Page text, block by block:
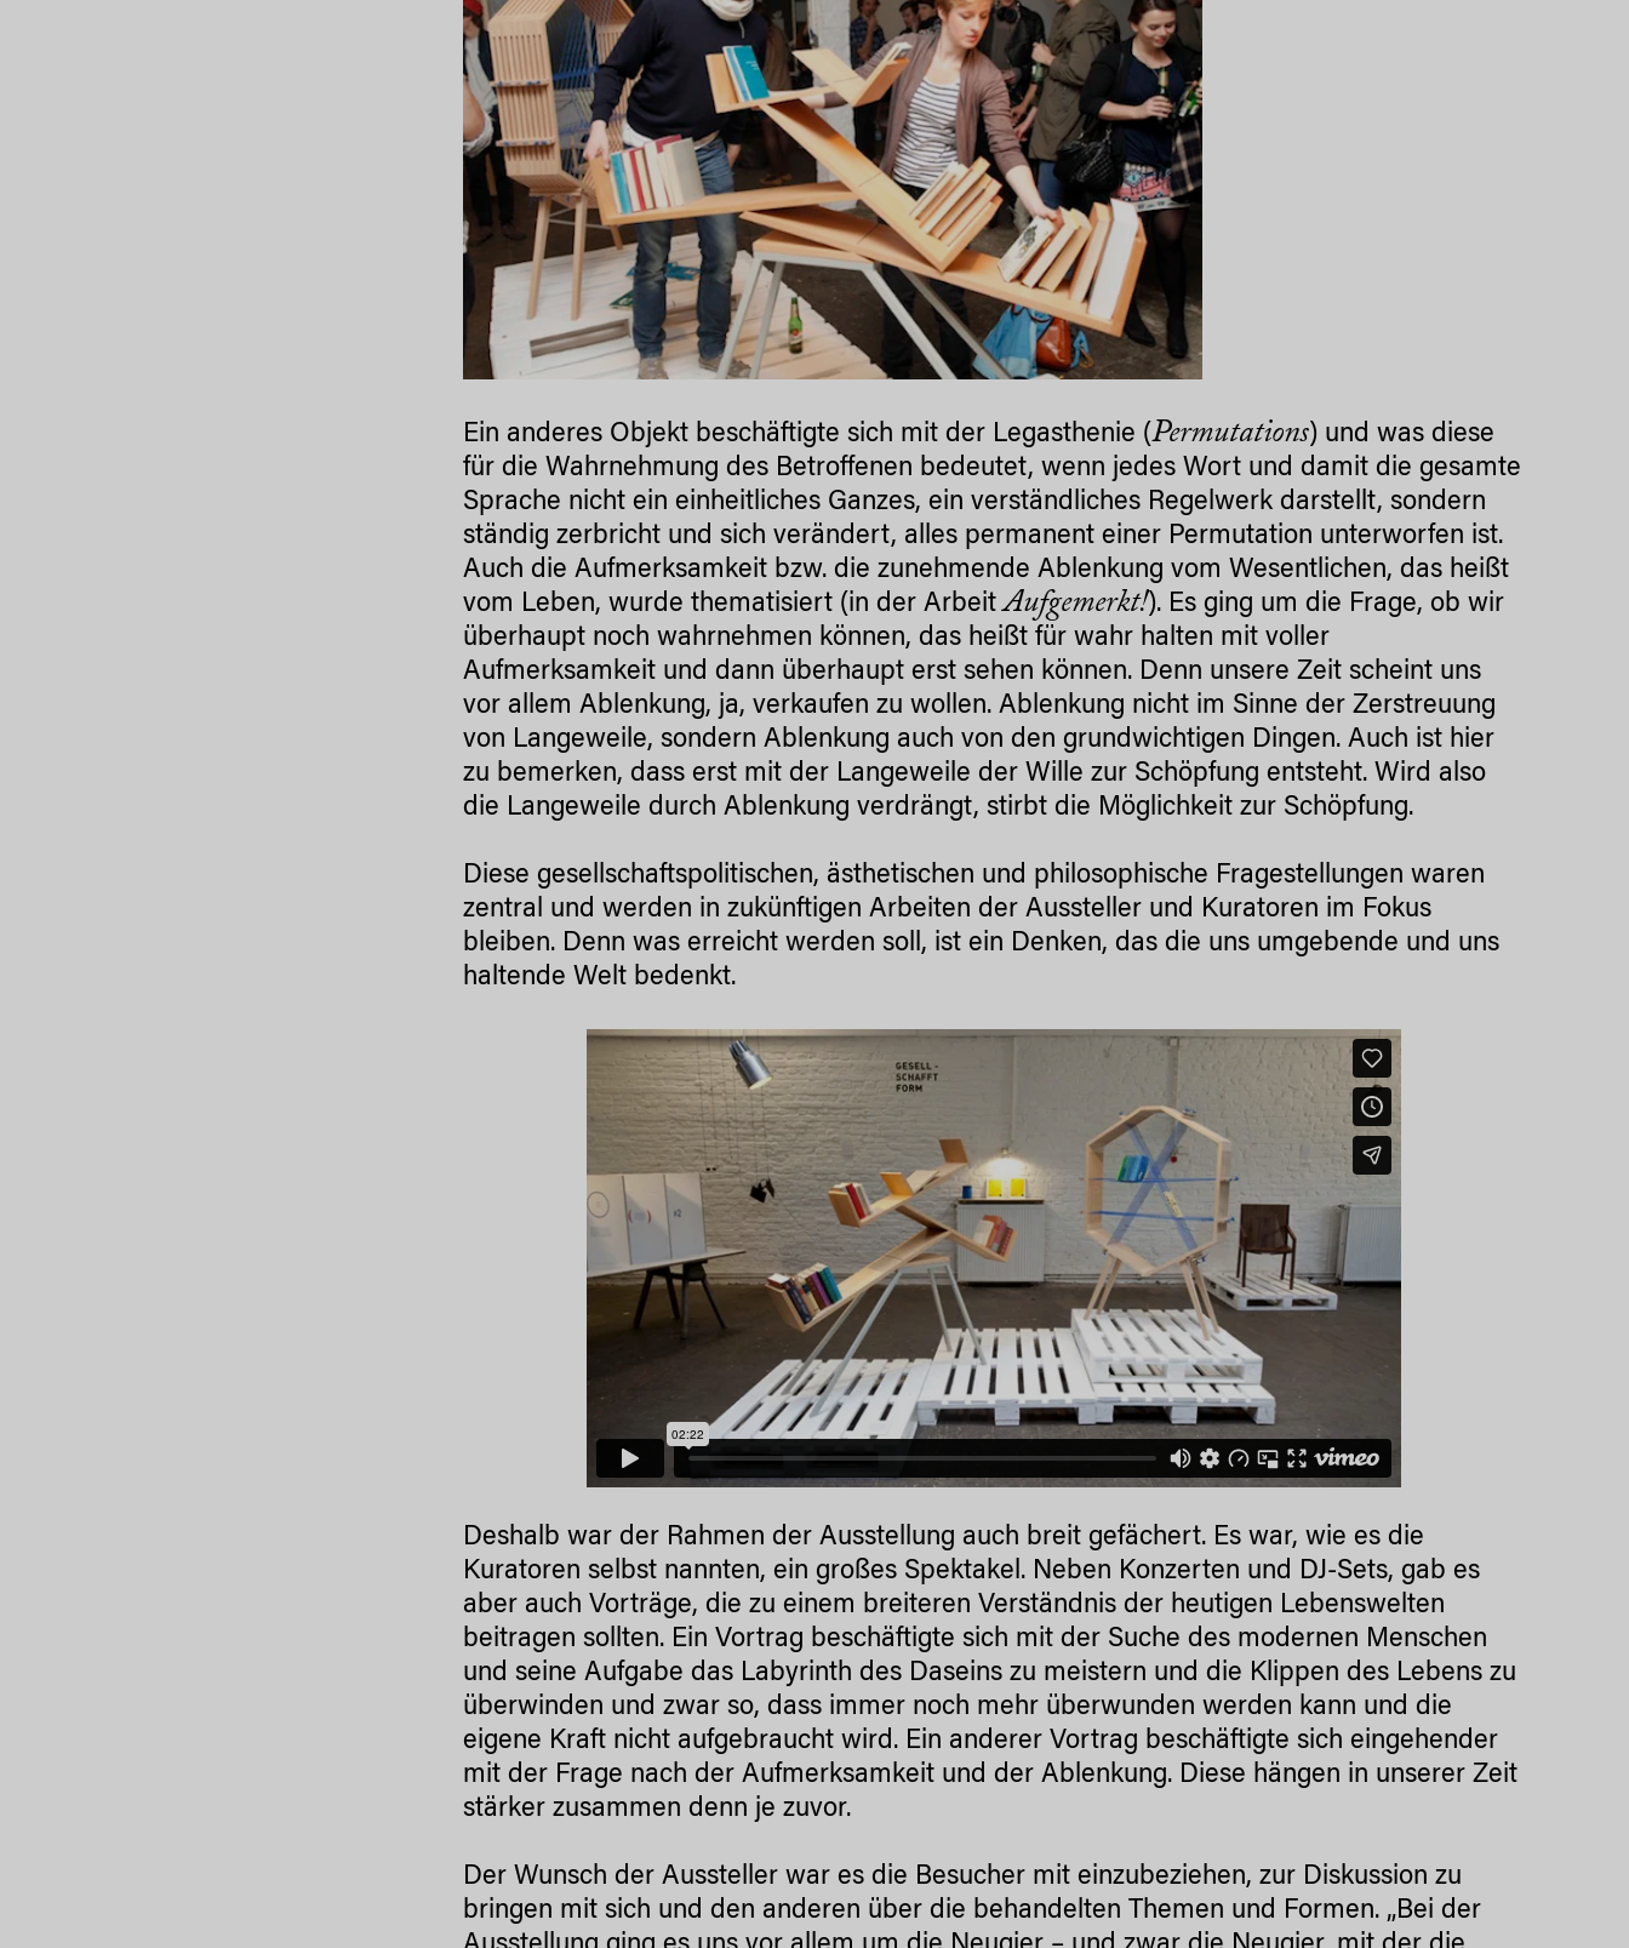
Ein anderes Objekt beschäftigte sich mit der Legasthenie (Permutations) und was diese
für die Wahrnehmung des Betroffenen bedeutet, wenn jedes Wort und damit die gesamte
Sprache nicht ein einheitliches Ganzes, ein verständliches Regelwerk darstellt, sondern
ständig zerbricht und sich verändert, alles permanent einer Permutation unterworfen ist.
Auch die Aufmerksamkeit bzw. die zunehmende Ablenkung vom Wesentlichen, das heißt
vom Leben, wurde thematisiert (in der ArbeitAufgemerkt!). Es ging um die Frage, ob wir
überhaupt noch wahrnehmen können, das heißt für wahr halten mit voller
Aufmerksamkeit und dann überhaupt erst sehen können. Denn unsere Zeit scheint uns
vor allem Ablenkung, ja, verkaufen zu wollen. Ablenkung nicht im Sinne der Zerstreuung
von Langeweile, sondern Ablenkung auch von den grundwichtigen Dingen. Auch ist hier
zu bemerken, dass erst mit der Langeweile der Wille zur Schöpfung entsteht. Wird also
die Langeweile durch Ablenkung verdrängt, stirbt die Möglichkeit zur Schöpfung.
Diese gesellschaftspolitischen, ästhetischen und philosophische Fragestellungen waren
zentral und werden in zukünftigen Arbeiten der Aussteller und Kuratoren im Fokus
bleiben. Denn was erreicht werden soll, ist ein Denken, das die uns umgebende und uns
haltende Welt bedenkt.
Deshalb war der Rahmen der Ausstellung auch breit gefächert. Es war, wie es die
Kuratoren selbst nannten, ein großes Spektakel. Neben Konzerten und DJ-Sets, gab es
aber auch Vorträge, die zu einem breiteren Verständnis der heutigen Lebenswelten
beitragen sollten. Ein Vortrag beschäftigte sich mit der Suche des modernen Menschen
und seine Aufgabe das Labyrinth des Daseins zu meistern und die Klippen des Lebens zu
überwinden und zwar so, dass immer noch mehr überwunden werden kann und die
eigene Kraft nicht aufgebraucht wird. Ein anderer Vortrag beschäftigte sich eingehender
mit der Frage nach der Aufmerksamkeit und der Ablenkung. Diese hängen in unserer Zeit
stärker zusammen denn je zuvor.
Der Wunsch der Aussteller war es die Besucher mit einzubeziehen, zur Diskussion zu
bringen mit sich und den anderen über die behandelten Themen und Formen. „Bei der